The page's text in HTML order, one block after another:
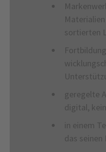
sortierten
geregelte
digital,
in einem
das